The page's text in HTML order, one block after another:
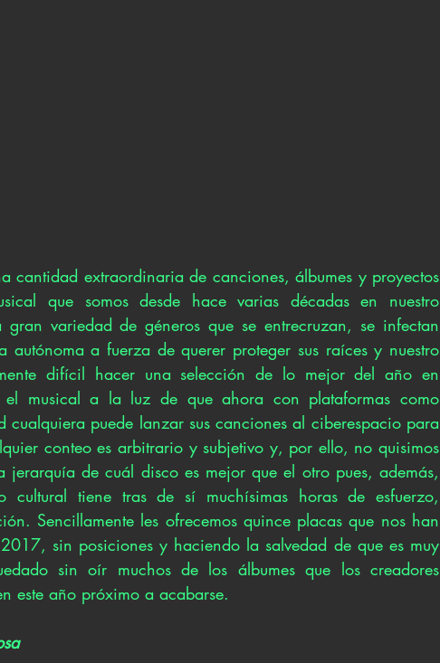
cantidad extraordinaria de canciones, álbumes y proyectos
que somos desde hace varias décadas en nuestro
variedad de géneros que se entrecruzan, se infectan
autónoma a fuerza de querer proteger sus raíces y nuestro
difícil hacer una selección de lo mejor del año en
musical a la luz de que ahora con plataformas como
cualquiera puede lanzar sus canciones al ciberespacio para
conteo es arbitrario y subjetivo y, por ello, no quisimos
jerarquía de cuál disco es mejor que el otro pues, además,
cultural tiene tras de sí muchísimas horas de esfuerzo,
Sencillamente les ofrecemos quince placas que nos han
sin posiciones y haciendo la salvedad de que es muy
sin oír muchos de los álbumes que los creadores
este año próximo a acabarse.